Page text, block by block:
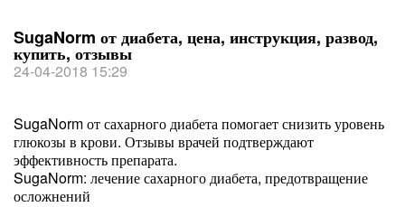
SugaNorm от диабета, цена, инструкция, развод,
купить, отзывы
24-04-2018 15:29
SugaNorm от сахарного диабета помогает снизить уровень
глюкозы в крови. Отзывы врачей подтверждают
эффективность препарата.
SugaNorm: лечение сахарного диабета, предотвращение
осложнений